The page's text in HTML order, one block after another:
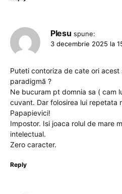
Plesu spune:
3 decembrie 2025 la
Puteti contoriza de cate ori
paradigmă ?
Ne bucuram pt domnia sa ( cam
cuvant. Dar folosirea lui repetata
Papapievici!
Impostor. Isi joaca rolul de mare
intelectual.
Zero caracter.
Reply